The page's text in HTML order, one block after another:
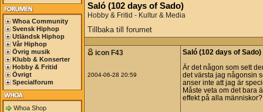
Whoa Community
Svensk Hiphop
Utländsk Hiphop
Vår Hiphop
Övrig musik
Klubb & Konserter
Hobby & Fritid
Övrigt
Specialforum
Whoa Shop
Saló (102 days of Sado)
Hobby & Fritid - Kultur & Media
Tillbaka till forumet
icon F43
2004-06-28 20:59
Saló (102 days of Sado)
Är det någon som sett
det värsta jag någonsin
anser inte att jag är
Måste veta om det bara
effekt på alla människor?